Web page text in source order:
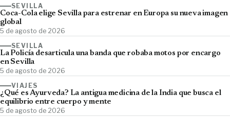
SEVILLA
Coca-Cola elige Sevilla para estrenar en Europa su nueva imagen
global
5 de agosto de 2026
SEVILLA
La Policía desarticula una banda que robaba motos por encargo
en Sevilla
5 de agosto de 2026
VIAJES
¿Qué es Ayurveda? La antigua medicina de la India que busca el
equilibrio entre cuerpo y mente
5 de agosto de 2026